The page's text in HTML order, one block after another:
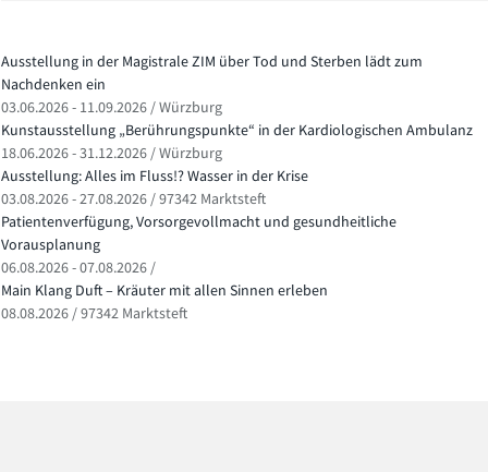
Ausstellung in der Magistrale ZIM über Tod und Sterben lädt zum
Nachdenken ein
03.06.2026 - 11.09.2026 / Würzburg
Kunstausstellung „Berührungspunkte“ in der Kardiologischen Ambulanz
18.06.2026 - 31.12.2026 / Würzburg
Ausstellung: Alles im Fluss!? Wasser in der Krise
03.08.2026 - 27.08.2026 / 97342 Marktsteft
Patientenverfügung, Vorsorgevollmacht und gesundheitliche
Vorausplanung
06.08.2026 - 07.08.2026 /
Main Klang Duft – Kräuter mit allen Sinnen erleben
08.08.2026 / 97342 Marktsteft